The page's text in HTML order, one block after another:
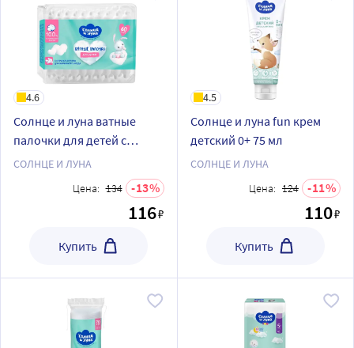
4.6
Солнце и луна ватные
палочки для детей с
ограничителем 60 шт.
СОЛНЦЕ И ЛУНА
Цена: 134 13
116₽
Купить
4.5
Солнце и луна fun крем
детский 0+ 75 мл
СОЛНЦЕ И ЛУНА
Цена: 124 11
110₽
Купить